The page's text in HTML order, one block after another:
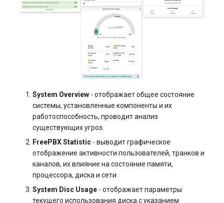
System Overview- отображает общее состояние
системы, установленные компоненты и их
работоспособность, проводит анализ
существующих угроз.
FreePBX Statistic- выводит графическое
отображение активности пользователей, транков и
каналов, их влияние на состояние памяти,
процессора, диска и сети.
System Disc Usage- отображает параметры
текущего использования диска с указанием